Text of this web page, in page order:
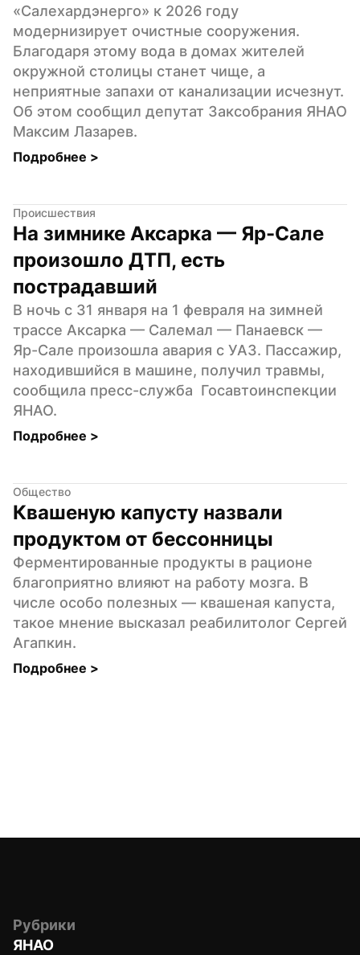
«Салехардэнерго» к 2026 году
модернизирует очистные сооружения.
Благодаря этому вода в домах жителей
окружной столицы станет чище, а
неприятные запахи от канализации исчезнут.
Об этом сообщил депутат Заксобрания ЯНАО
Максим Лазарев.
Подробнее >
Происшествия
На зимнике Аксарка — Яр-Сале
произошло ДТП, есть
пострадавший
В ночь с 31 января на 1 февраля на зимней
трассе Аксарка — Салемал — Панаевск —
Яр-Сале произошла авария с УАЗ. Пассажир,
находившийся в машине, получил травмы,
сообщила пресс-служба  Госавтоинспекции
ЯНАО.
Подробнее >
Общество
Квашеную капусту назвали
продуктом от бессонницы
Ферментированные продукты в рационе
благоприятно влияют на работу мозга. В
числе особо полезных — квашеная капуста,
такое мнение высказал реабилитолог Сергей
Агапкин.
Подробнее >
Рубрики
ЯНАО